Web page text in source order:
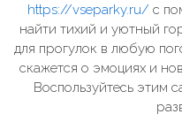
https://vseparky.ru/ с
найти тихий и уютный
для прогулок в любую
скажется о эмоциях и
Воспользуйтесь этим